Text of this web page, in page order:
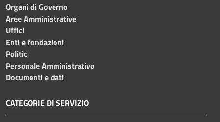
Organi di Governo
Aree Amministrative
Uffici
Enti e fondazioni
Politici
Personale Amministrativo
Documenti e dati
CATEGORIE DI SERVIZIO